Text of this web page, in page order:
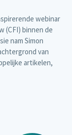
webinar
(CFI) binnen de
nam Simon
van
artikelen,